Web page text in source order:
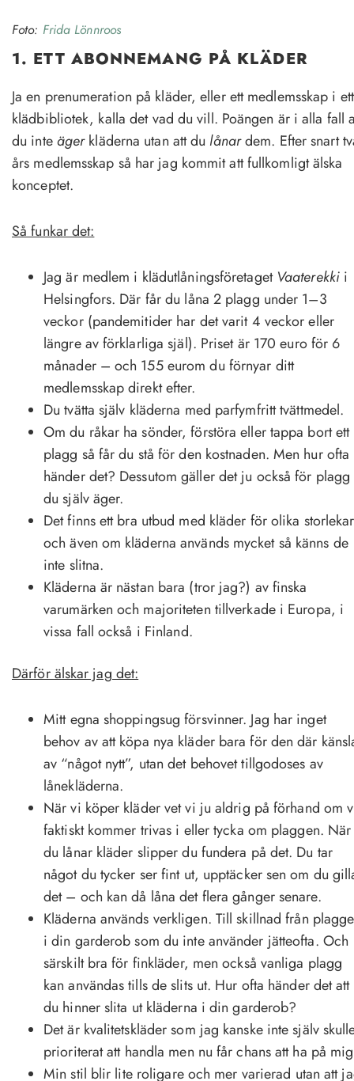
Foto: Frida Lönnroos
1. ETT ABONNEMANG PÅ KLÄDER
Ja en prenumeration på kläder, eller ett medlemsskap i ett
klädbibliotek, kalla det vad du vill. Poängen är i alla fall
du inteägerkläderna utan att du lånardem. Efter snart
års medlemsskap så har jag kommit att fullkomligt älska
konceptet.
Så funkar det:
Jag är medlem i klädutlåningsföretaget Vaaterekkii
Helsingfors. Där får du låna 2 plagg under 1–3
veckor (pandemitider har det varit 4 veckor eller
längre av förklarliga själ). Priset är 170 euro för 6
månader – och 155 eurom du förnyar ditt
medlemsskap direkt efter.
Du tvätta själv kläderna med parfymfritt tvättmedel.
Om du råkar ha sönder, förstöra eller tappa bort ett
plagg så får du stå för den kostnaden. Men hur ofta
händer det? Dessutom gäller det ju också för plagg
du själv äger.
Det finns ett bra utbud med kläder för olika storlekar
och även om kläderna används mycket så känns de
inte slitna.
Kläderna är nästan bara (tror jag?) av finska
varumärken och majoriteten tillverkade i Europa, i
vissa fall också i Finland.
Därför älskar jag det:
Mitt egna shoppingsug försvinner. Jag har inget
behov av att köpa nya kläder bara för den där
av “något nytt”, utan det behovet tillgodoses av
lånekläderna.
När vi köper kläder vet vi ju aldrig på förhand om
faktiskt kommer trivas i eller tycka om plaggen. När
du lånar kläder slipper du fundera på det. Du tar
något du tycker ser fint ut, upptäcker sen om du
det – och kan då låna det flera gånger senare.
Kläderna används verkligen. Till skillnad från
i din garderob som du inte använder jätteofta. Och
särskilt bra för finkläder, men också vanliga plagg
kan användas tills de slits ut. Hur ofta händer det att
du hinner slita ut kläderna i din garderob?
Det är kvalitetskläder som jag kanske inte själv
prioriterat att handla men nu får chans att ha på
Min stil blir lite roligare och mer varierad utan att